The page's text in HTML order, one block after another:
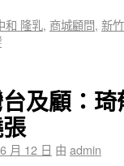
和 隆乳, 商城顧問, 新
及顧：
月 12 日 由 admin